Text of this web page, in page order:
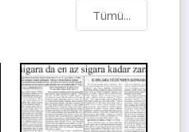
Tümü...